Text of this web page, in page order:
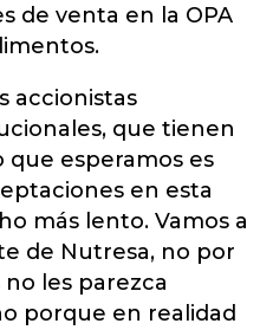
de venta en la OPA
accionistas
que tienen
que esperamos es
en esta
más lento. Vamos a
de Nutresa, no por
les parezca
porque en realidad